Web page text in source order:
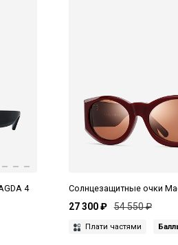
4 Солнцезащитные очки
27 300 ₽ 54 550 ₽
Плати частями